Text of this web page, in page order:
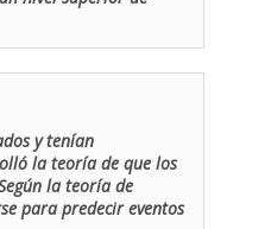
y tenían
la teoría de que los
la teoría de
para predecir eventos